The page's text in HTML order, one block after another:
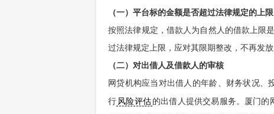
（一）平台标的金额是否超过法律规定的上限
按照法律规定，借款人为自然人的借款上限
过法律规定上限，应对其限期整改，不再发
（二）对出借人及借款人的审核
网贷机构应当对出借人的年龄、财务状况
行 风险评估 的出借人提供交易服务。厦门